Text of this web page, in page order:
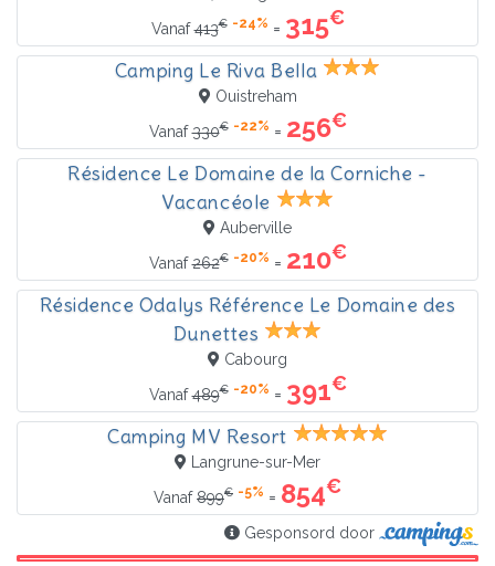
Vanaf413€ -24% = 315€
Camping Le Riva Bella
Ouistreham
Vanaf330€ -22% = 256€
Résidence Le Domaine de la Corniche -
Vacancéole
Auberville
Vanaf262€ -20% = 210€
Résidence Odalys Référence Le Domaine des
Dunettes
Cabourg
Vanaf489€ -20% = 391€
Camping MV Resort
Langrune-sur-Mer
Vanaf899€ -5% = 854€
Gesponsord door